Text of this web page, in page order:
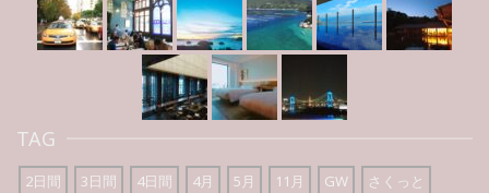
TAG
2日間 3日間 4日間 4月 5月 11月 GW
さくっと